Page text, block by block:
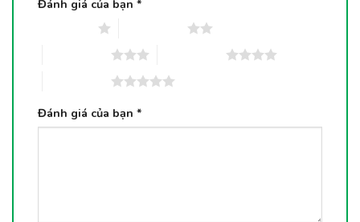
Đánh giá của bạn *
Đánh giá của bạn *